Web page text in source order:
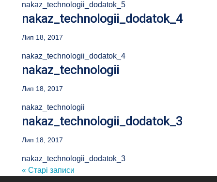
nakaz_technologii_dodatok_5
nakaz_technologii_dodatok_4
Лип 18, 2017
nakaz_technologii_dodatok_4
nakaz_technologii
Лип 18, 2017
nakaz_technologii
nakaz_technologii_dodatok_3
Лип 18, 2017
nakaz_technologii_dodatok_3
« Старі записи